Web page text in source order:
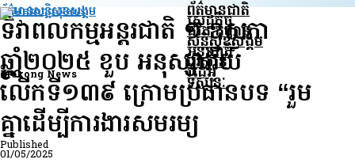
Mekong News
ព័ត៌មានជាតិ
សេដ្ឋកិច្ច
ជីវិត កម្សាន្ត
សន្តិសុខ​សង្គម
អន្តរជាតិ
បរិស្ថាន
វីដេអូ
ទស្សនៈ
ព័ត៌មានសន្តិសុខ​សង្គម
ទិវាពលកម្មអន្តរជាតិ ១ ឧសភា
ឆ្នាំ២០២៥ ខួប អនុស្សាវរីយ៍
លើកទី១៣៩ ក្រោមប្រធានបទ “រួម
គ្នាដើម្បីការងារសមរម្យ
Published
01/05/2025